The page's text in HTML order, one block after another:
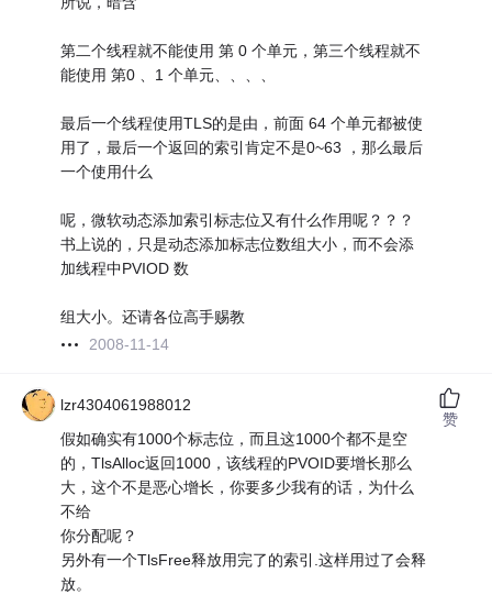
第二个线程就不能使用 第 0 个单元，第三个线程就不
能使用 第0 、1 个单元、、、、
最后一个线程使用TLS的是由，前面 64 个单元都被使
用了，最后一个返回的索引肯定不是0~63 ，那么最后
一个使用什么
呢，微软动态添加索引标志位又有什么作用呢？？？
书上说的，只是动态添加标志位数组大小，而不会添
加线程中PVIOD 数
组大小。还请各位高手赐教
2008-11-14
lzr4304061988012
假如确实有1000个标志位，而且这1000个都不是空
的，TlsAlloc返回1000，该线程的PVOID要增长那么
大，这个不是恶心增长，你要多少我有的话，为什么
不给
你分配呢？
另外有一个TlsFree释放用完了的索引.这样用过了会释
放。
赞